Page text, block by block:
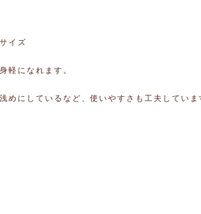
イズ
軽になれます。
めにしているなど、使いやすさも工夫していま